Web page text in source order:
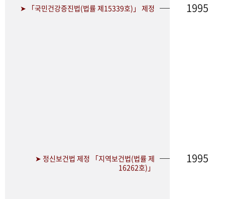
➤ 「국민건강증진법(법률 제15339호)」 제정 1995
➤ 정신보건법 제정 「지역보건법(법률 제
16262호)」
1995